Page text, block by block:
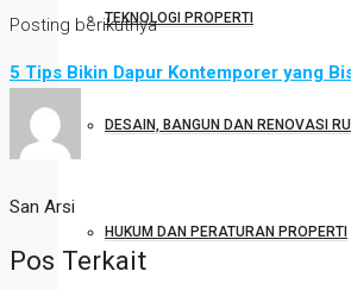
TEKNOLOGI PROPERTI
DESAIN, BANGUN DAN RENOVASI
HUKUM DAN PERATURAN PROPERTI
Posting berikutnya
5 Tips Bikin Dapur Kontemporer yang
San Arsi
Pos Terkait